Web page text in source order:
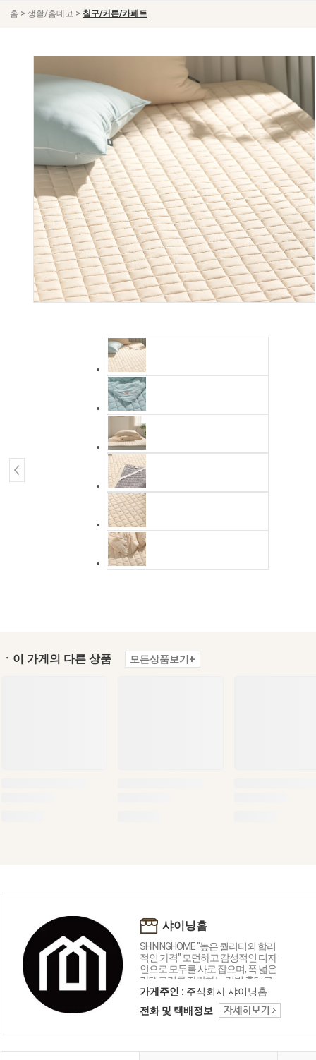
홈 > 생활/홈데코 > 침구/커튼/카페트
ㆍ이 가게의 다른 상품 모든상품보기+
샤이닝홈
SHININGHOME "높은 퀄리티외 합리
적인 가격" 모던하고 감성적인 디자
인으로 모두를 사로 잡으며, 폭 넓은
카테고리를 자랑하는 리빙 홈데코
인테리어 샤이닝홈입니다.
가게주인 : 주식회사 샤이닝홈
전화 및 택배정보